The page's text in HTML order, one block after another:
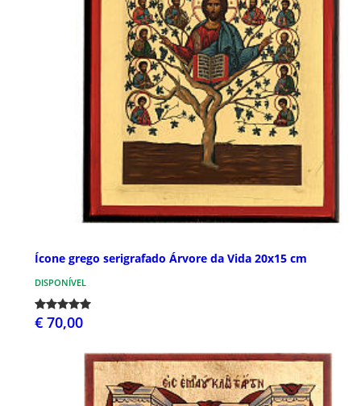
Ícone grego serigrafado Árvore da Vida 20x15 cm
DISPONÍVEL
€ 70,00